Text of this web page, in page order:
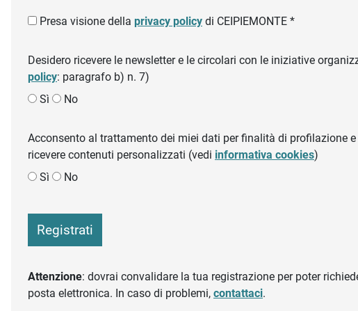
Presa visione della privacy policy di CEIPIEMONTE *
Desidero ricevere le newsletter e le circolari con le iniziative
policy: paragrafo b) n. 7)
Sì
No
Acconsento al trattamento dei miei dati per finalità di profilazione
ricevere contenuti personalizzati (vedi informativa cookies)
Sì
No
Registrati
Attenzione: dovrai convalidare la tua registrazione per poter
posta elettronica. In caso di problemi, contattaci.